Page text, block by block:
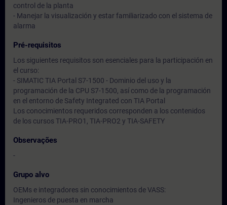
control de la planta
- Manejar la visualización y estar familiarizado con el sistema de
alarma
Pré-requisitos
Los siguientes requisitos son esenciales para la participación en
el curso:
- SIMATIC TIA Portal S7-1500 - Dominio del uso y la
programación de la CPU S7-1500, así como de la programación
en el entorno de Safety Integrated con TIA Portal
Los conocimientos requeridos corresponden a los contenidos
de los cursos TIA-PRO1, TIA-PRO2 y TIA-SAFETY
Observações
-
Grupo alvo
OEMs e integradores sin conocimientos de VASS:
Ingenieros de puesta en marcha